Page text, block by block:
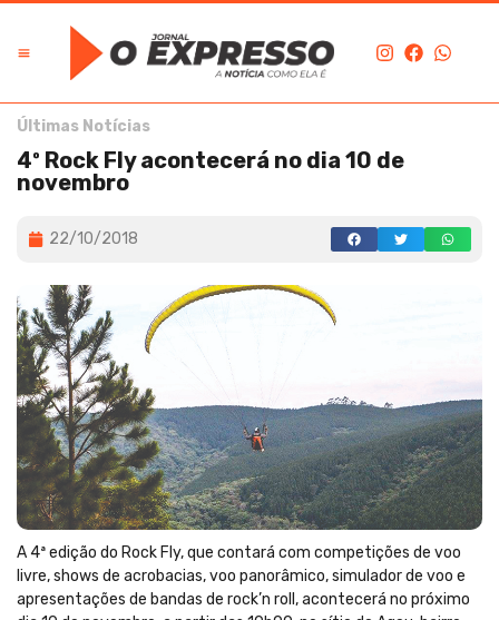
Últimas Notícias
4º Rock Fly acontecerá no dia 10 de
novembro
22/10/2018
A 4ª edição do Rock Fly, que contará com competições de voo
livre, shows de acrobacias, voo panorâmico, simulador de voo e
apresentações de bandas de rock’n roll, acontecerá no próximo